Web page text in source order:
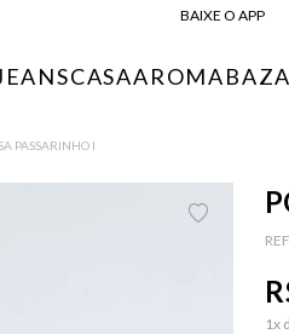
10% OFF NA PRIMEIRA
ENTREGA EXPRESSA*
CASAAROMA
PASSARINHO I
1x